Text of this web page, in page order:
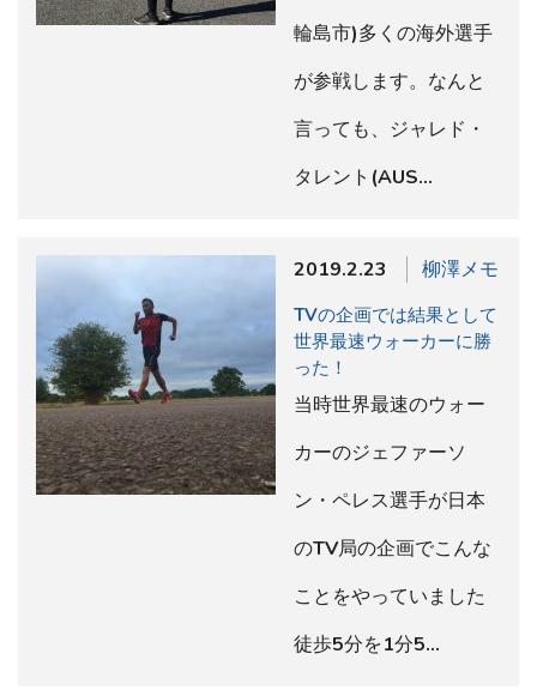
輪島市)多くの海外選手
が参戦します。なんと
言っても、ジャレド・
タレント(AUS…
2019.2.23 柳澤メモ
TVの企画では結果として
世界最速ウォーカーに勝
った！
当時世界最速のウォー
カーのジェファーソ
ン・ペレス選手が日本
のTV局の企画でこんな
ことをやっていました
徒歩5分を1分5…